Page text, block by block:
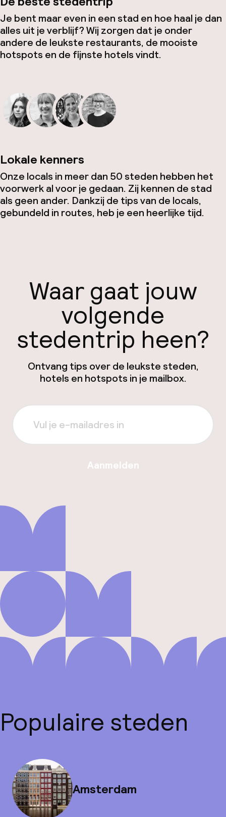
Je bent maar even in een stad en hoe haal je dan
alles uit je verblijf? Wij zorgen dat je onder
andere de leukste restaurants, de mooiste
hotspots en de fijnste hotels vindt.
Lokale kenners
Onze locals in meer dan 50 steden hebben het
voorwerk al voor je gedaan. Zij kennen de stad
als geen ander. Dankzij de tips van de locals,
gebundeld in routes, heb je een heerlijke tijd.
Waar gaat jouw
volgende
stedentrip heen?
Ontvang tips over de leukste steden,
hotels en hotspots in je mailbox.
Aanmelden
Populaire steden
Amsterdam